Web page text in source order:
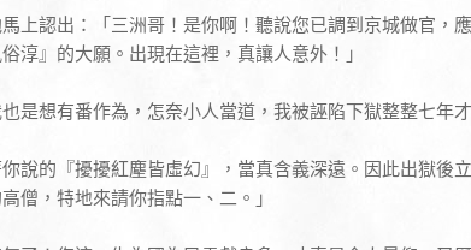
上認出：「三洲哥！是你啊！聽說您已調到京城做官，
淳』的大願。出現在這裡，真讓人意外！」
是想有番作為，怎奈小人當道，我被誣陷下獄整整七年
說的『擾擾紅塵皆虛幻』，當真含義深遠。因此出獄後
僧，特地來請你指點一、二。」